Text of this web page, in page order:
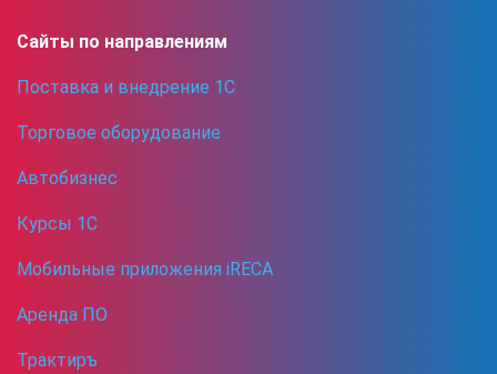
Сайты по направлениям
Поставка и внедрение 1С
Торговое оборудование
Автобизнес
Курсы 1С
Мобильные приложения iRECA
Аренда ПО
Трактиръ